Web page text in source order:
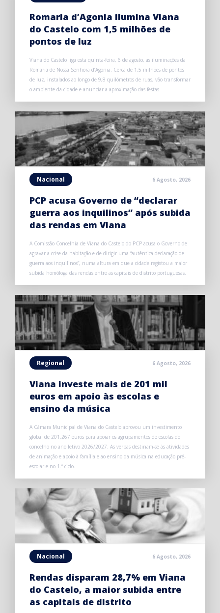
Romaria d’Agonia ilumina Viana
do Castelo com 1,5 milhões de
pontos de luz
Viana do Castelo liga esta quinta-feira, 6 de agosto, as iluminações da
Romaria de Nossa Senhora d’Agonia. Cerca de 1,5 milhões de pontos
de luz, instalados ao longo de 9,8 quilómetros de ruas, vão transformar
o ambiente da cidade e anunciar a aproximação das festas.
Nacional 6 Agosto, 2026
PCP acusa Governo de “declarar
guerra aos inquilinos” após subida
das rendas em Viana
A Comissão Concelhia de Viana do Castelo do PCP acusa o Governo de
agravar a crise da habitação e de dirigir uma “autêntica declaração de
guerra aos inquilinos”, numa altura em que a cidade registou a maior
subida homóloga das rendas entre as capitais de distrito portuguesas.
Regional 6 Agosto, 2026
Viana investe mais de 201 mil
euros em apoio às escolas e
ensino da música
A Câmara Municipal de Viana do Castelo aprovou um investimento
global de 201.267 euros para apoiar os agrupamentos de escolas do
concelho no ano letivo 2026/2027. As verbas destinam-se às atividades
de animação e apoio à família e ao ensino da música na educação pré-
escolar e no 1.º ciclo.
Nacional 6 Agosto, 2026
Rendas disparam 28,7% em Viana
do Castelo, a maior subida entre
as capitais de distrito